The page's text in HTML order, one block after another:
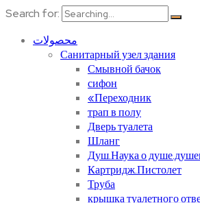
Search for:
محصولات
Санитарный узел здания
Смывной бачок
сифон
«Переходник
трап в полу
Дверь туалета
Шланг
Душ.Наука о
Картридж.Пистолет
Труба
крышка туалетного